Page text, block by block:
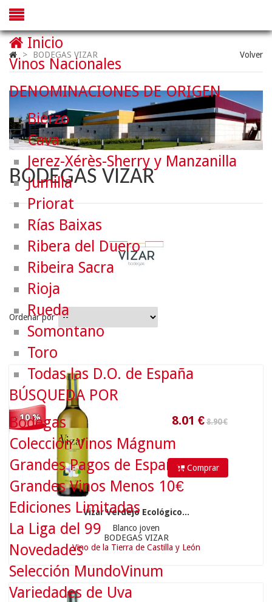
> BODEGAS VIZAR Volver
BODEGAS VIZAR
Ordenar por
- 10 %
8.01€
Comprar
Vizar Verdejo Ecológico...
Blanco joven
BODEGAS VIZAR
Vino de la Tierra de Castilla y León
5.62
Inicio
Vinos Nacionales
DENOMINACIONES DE ORIGEN
Bierzo
Cava
Jerez-Xérès-Sherry y Manzanilla
Jumilla
Priorat
Rías Baixas
Ribera del Duero
Ribeira Sacra
Rioja
Rueda
Somontano
Toro
Todas las D.O. de España
BÚSQUEDA POR
Bodegas
Colección Vinos Mágnum
Grandes Pagos de España
Grandes Vinos Menos 10€
Ediciones Limitadas
La Liga del 99
Novedades
Selección MundoVinum
Variedades de Uva